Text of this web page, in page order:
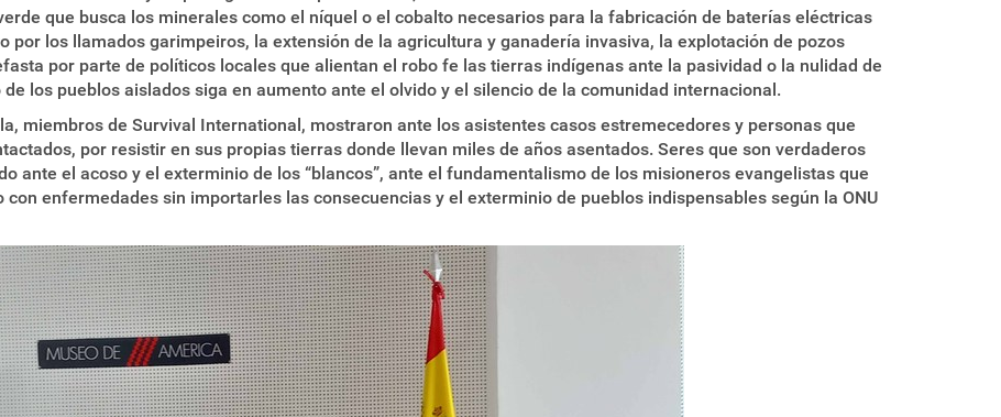
que busca los minerales como el níquel o el cobalto necesarios para la fabricación de baterías eléctricas
por los llamados garimpeiros, la extensión de la agricultura y ganadería invasiva, la explotación de pozos
por parte de políticos locales que alientan el robo fe las tierras indígenas ante la pasividad o la nulidad de
los pueblos aislados siga en aumento ante el olvido y el silencio de la comunidad internacional.
miembros de Survival International, mostraron ante los asistentes casos estremecedores y personas que
por resistir en sus propias tierras donde llevan miles de años asentados. Seres que son verdaderos
ante el acoso y el exterminio de los “blancos”, ante el fundamentalismo de los misioneros evangelistas que
enfermedades sin importarles las consecuencias y el exterminio de pueblos indispensables según la ONU